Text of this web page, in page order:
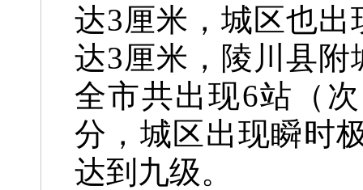
达3厘米，城区也出
达3厘米，陵川县
全市共出现6站（
分，城区出现瞬时
达到九级。